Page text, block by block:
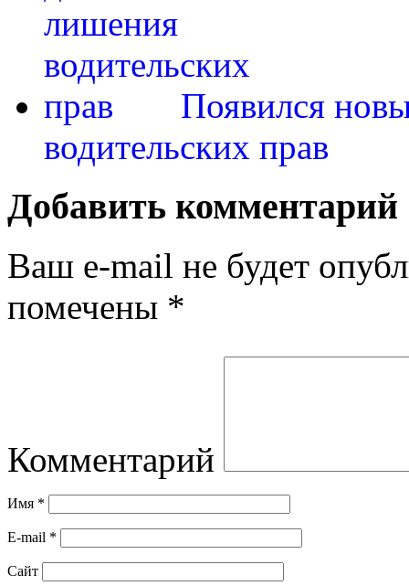
Появился
водительских прав
Добавить комментарий
Ваш e-mail не будет
помечены *
Комментарий
Имя *
E-mail *
Сайт